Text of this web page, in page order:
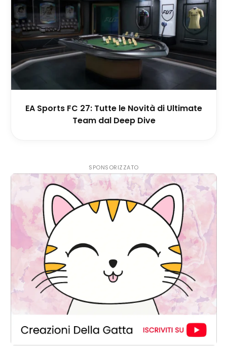
EA Sports FC 27: Tutte le Novità di Ultimate
Team dal Deep Dive
SPONSORIZZATO